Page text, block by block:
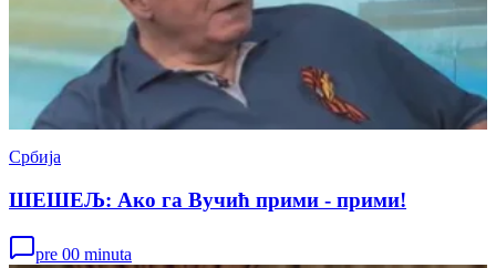
Србија
ШЕШЕЉ: Ако га Вучић прими - прими!
pre 00 minuta